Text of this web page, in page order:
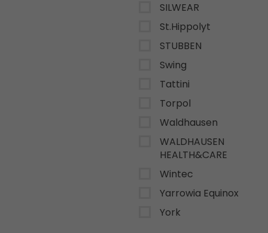
SILWEAR
St.Hippolyt
STUBBEN
Swing
Tattini
Torpol
Waldhausen
WALDHAUSEN
HEALTH&CARE
Wintec
Yarrowia Equinox
York